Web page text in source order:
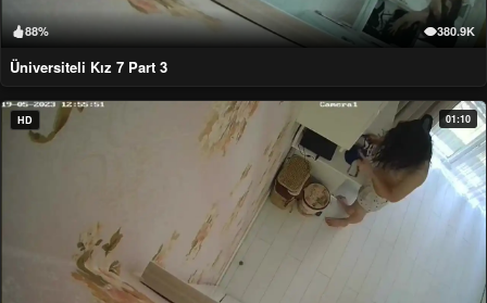
88% 380.9K
Üniversiteli Kız 7 Part 3
HD 01:10